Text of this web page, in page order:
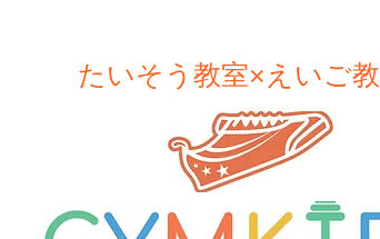
たいそう教室×えいご